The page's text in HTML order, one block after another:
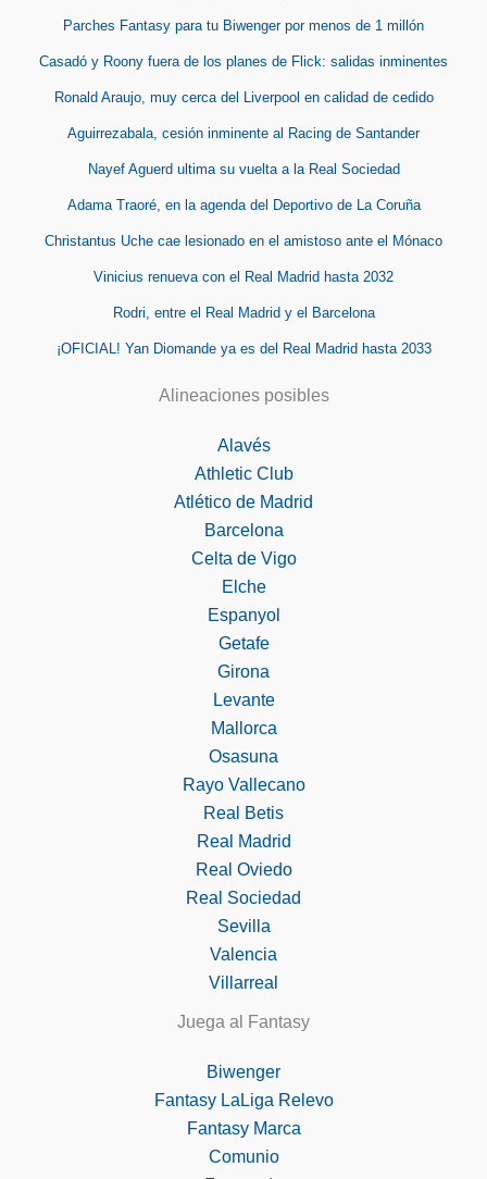
Parches Fantasy para tu Biwenger por menos de 1 millón
Casadó y Roony fuera de los planes de Flick: salidas inminentes
Ronald Araujo, muy cerca del Liverpool en calidad de cedido
Aguirrezabala, cesión inminente al Racing de Santander
Nayef Aguerd ultima su vuelta a la Real Sociedad
Adama Traoré, en la agenda del Deportivo de La Coruña
Christantus Uche cae lesionado en el amistoso ante el Mónaco
Vinicius renueva con el Real Madrid hasta 2032
Rodri, entre el Real Madrid y el Barcelona
¡OFICIAL! Yan Diomande ya es del Real Madrid hasta 2033
Alineaciones posibles
Alavés
Athletic Club
Atlético de Madrid
Barcelona
Celta de Vigo
Elche
Espanyol
Getafe
Girona
Levante
Mallorca
Osasuna
Rayo Vallecano
Real Betis
Real Madrid
Real Oviedo
Real Sociedad
Sevilla
Valencia
Villarreal
Juega al Fantasy
Biwenger
Fantasy LaLiga Relevo
Fantasy Marca
Comunio